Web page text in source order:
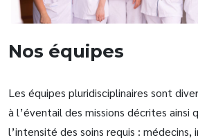
Nos équipes
Les équipes pluridisciplinaires sont
à l’éventail des missions décrites ainsi
l’intensité des soins requis : médecins,